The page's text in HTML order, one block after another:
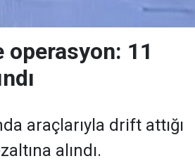
11
araçlarıyla drift attığı
alındı.